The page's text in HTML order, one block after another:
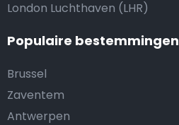
London Luchthaven (LHR)
Populaire bestemmingen
Brussel
Zaventem
Antwerpen